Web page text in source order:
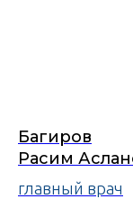
Багиров
Расим
главный врач